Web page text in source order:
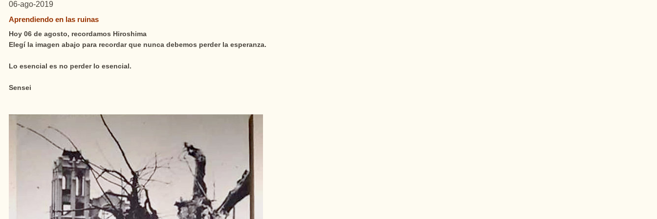
06-ago-2019
Aprendiendo en las ruinas
Hoy 06 de agosto, recordamos Hiroshima
Elegí la imagen abajo para recordar que nunca debemos perder la esperanza.
Lo esencial es no perder lo esencial.
Sensei